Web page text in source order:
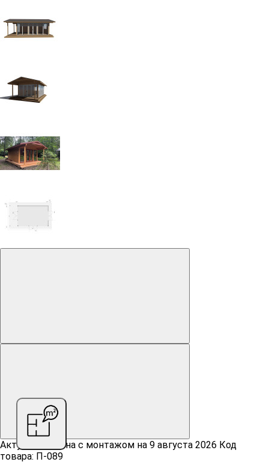
Актуальная цена c монтажом на 9 августа 2026 Код
товара: П-089